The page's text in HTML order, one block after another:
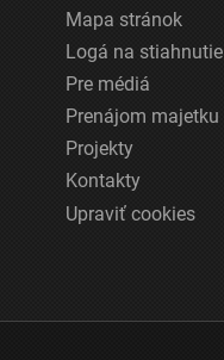
Mapa stránok
Logá na stiahnutie
Pre médiá
Prenájom majetku
Projekty
Kontakty
Upraviť cookies